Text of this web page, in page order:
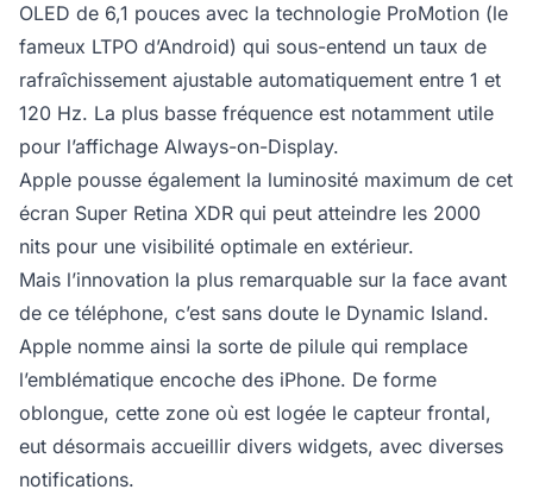
OLED de 6,1 pouces avec la technologie ProMotion (le
fameux LTPO d’Android) qui sous-entend un taux de
rafraîchissement ajustable automatiquement entre 1 et
120 Hz. La plus basse fréquence est notamment utile
pour l’affichage Always-on-Display.
Apple pousse également la luminosité maximum de cet
écran Super Retina XDR qui peut atteindre les 2000
nits pour une visibilité optimale en extérieur.
Mais l’innovation la plus remarquable sur la face avant
de ce téléphone, c’est sans doute le Dynamic Island.
Apple nomme ainsi la sorte de pilule qui remplace
l’emblématique encoche des iPhone. De forme
oblongue, cette zone où est logée le capteur frontal,
eut désormais accueillir divers widgets, avec diverses
notifications.